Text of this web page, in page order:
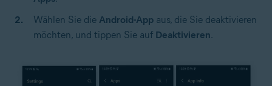
Wählen Sie die Android-App aus, die Sie deaktivieren
möchten, und tippen Sie auf Deaktivieren.